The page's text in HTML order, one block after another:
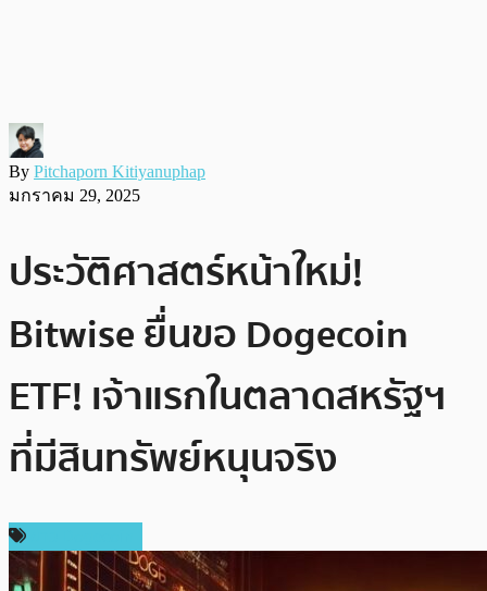
By Pitchaporn Kitiyanuphap
มกราคม 29, 2025
ประวัติศาสตร์หน้าใหม่!
Bitwise ยื่นขอ Dogecoin
ETF! เจ้าแรกในตลาดสหรัฐฯ
ที่มีสินทรัพย์หนุนจริง